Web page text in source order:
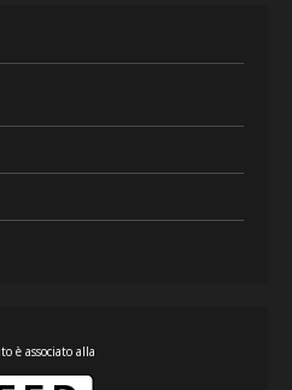
è associato alla